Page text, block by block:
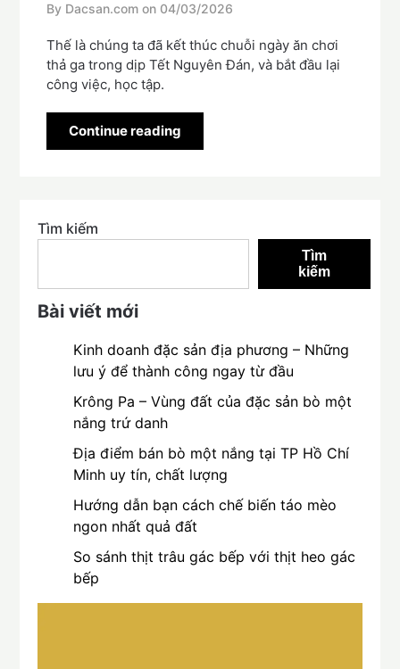
By Dacsan.com on 04/03/2026
Thế là chúng ta đã kết thúc chuỗi ngày ăn chơi
thả ga trong dịp Tết Nguyên Đán, và bắt đầu lại
công việc, học tập.
Continue reading
Tìm kiếm
Tìm
kiếm
Bài viết mới
Kinh doanh đặc sản địa phương – Những
lưu ý để thành công ngay từ đầu
Krông Pa – Vùng đất của đặc sản bò một
nắng trứ danh
Địa điểm bán bò một nắng tại TP Hồ Chí
Minh uy tín, chất lượng
Hướng dẫn bạn cách chế biến táo mèo
ngon nhất quả đất
So sánh thịt trâu gác bếp với thịt heo gác
bếp